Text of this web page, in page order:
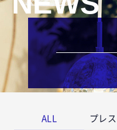
ALL プレ